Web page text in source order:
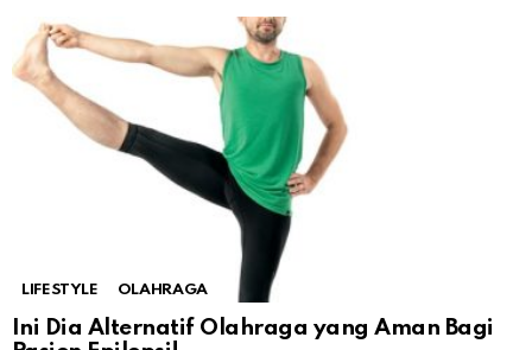
LIFESTYLE OLAHRAGA
Ini Dia Alternatif Olahraga yang Aman Bagi